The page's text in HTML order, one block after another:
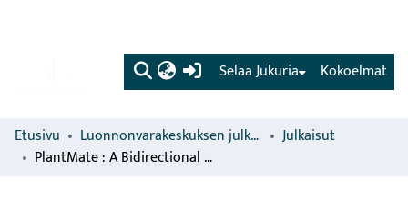
(current) Kokoelmat
Selaa Jukuria
Etusivu Luonnonvarakeskuksen julkaisut
Julkaisut
PlantMate : A Bidirectional Touch-Based System for Enhancing Human-Plant Empathy and Pro-Environmental Behavior